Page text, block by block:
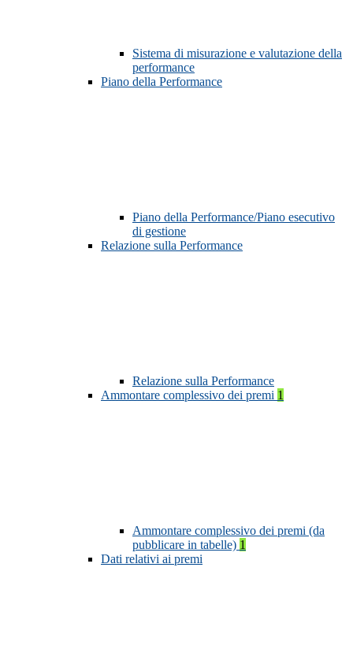
Sistema di misurazione e valutazione della
performance
Piano della Performance
Piano della Performance/Piano esecutivo
di gestione
Relazione sulla Performance
Relazione sulla Performance
Ammontare complessivo dei premi 1
Ammontare complessivo dei premi (da
pubblicare in tabelle) 1
Dati relativi ai premi